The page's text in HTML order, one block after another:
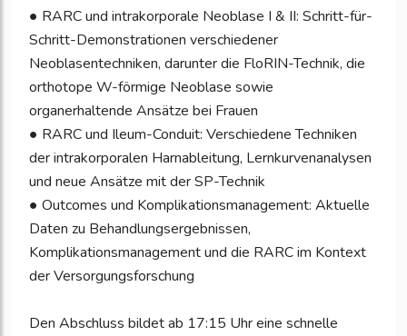
● RARC und intrakorporale Neoblase I & II: Schritt-für-
Schritt-Demonstrationen verschiedener
Neoblasentechniken, darunter die FloRIN-Technik, die
orthotope W-förmige Neoblase sowie
organerhaltende Ansätze bei Frauen
● RARC und Ileum-Conduit: Verschiedene Techniken
der intrakorporalen Harnableitung, Lernkurvenanalysen
und neue Ansätze mit der SP-Technik
● Outcomes und Komplikationsmanagement: Aktuelle
Daten zu Behandlungsergebnissen,
Komplikationsmanagement und die RARC im Kontext
der Versorgungsforschung
Den Abschluss bildet ab 17:15 Uhr eine schnelle